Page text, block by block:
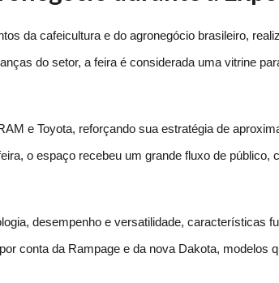
da cafeicultura e do agronegócio brasileiro,
do setor, a feira é considerada uma vitrine
e Toyota, reforçando sua estratégia de
o espaço recebeu um grande fluxo de público,
desempenho e versatilidade, características
conta da Rampage e da nova Dakota, modelos